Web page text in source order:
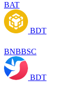
BAT
BDT
BNBBSC
BDT